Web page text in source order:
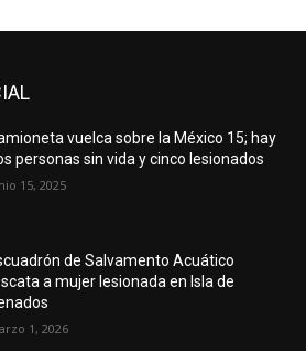
vuelca sobre la México 15; hay
personas sin vida y cinco lesionados
15, 2025
de Salvamento Acuático
a mujer lesionada en Isla de
1, 2026